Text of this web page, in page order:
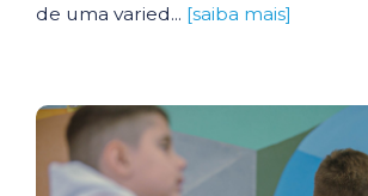
de uma varied... [saiba mais]